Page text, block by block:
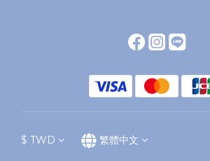
$ TWD 繁體中文